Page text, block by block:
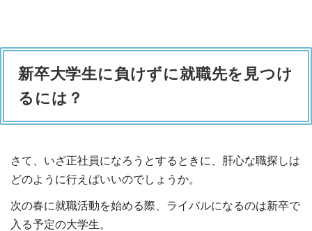
新卒大学生に負けずに就職先を見つけ
るには？
さて、いざ正社員になろうとするときに、肝心な職探しは
どのように行えばいいのでしょうか。
次の春に就職活動を始める際、ライバルになるのは新卒で
入る予定の大学生。